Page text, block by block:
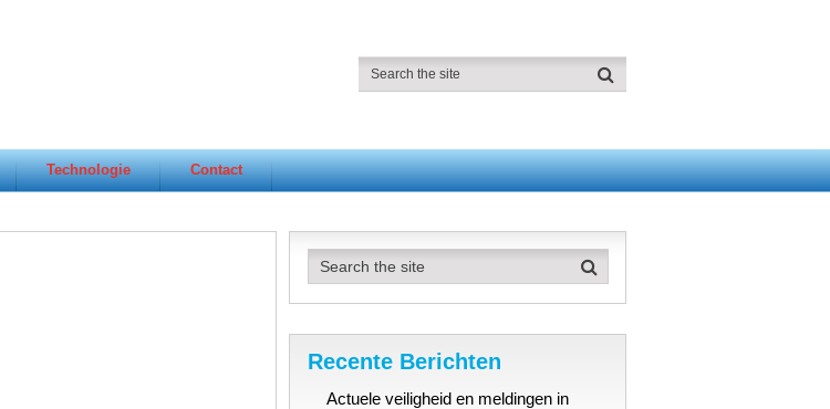
Technologie Contact
Recente Berichten
Actuele veiligheid en meldingen in